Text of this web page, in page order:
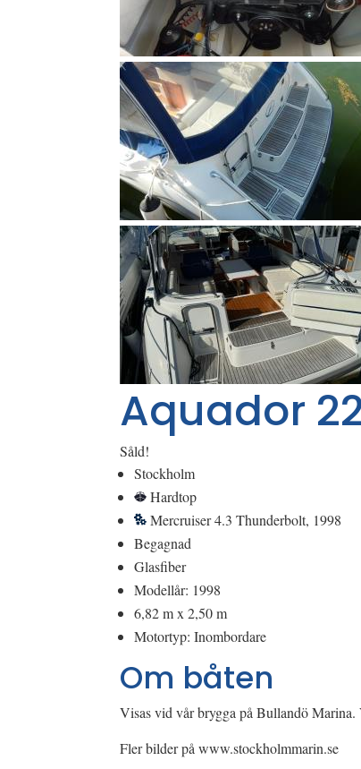
Aquador
Såld!
Stockholm
Hardtop
Mercruiser 4.3 Thunderbolt, 1998
Begagnad
Glasfiber
Modellår: 1998
6,82 m x 2,50 m
Motortyp: Inombordare
Om båten
Visas vid vår brygga på Bullandö
Fler bilder på www.stockholmmarin.se